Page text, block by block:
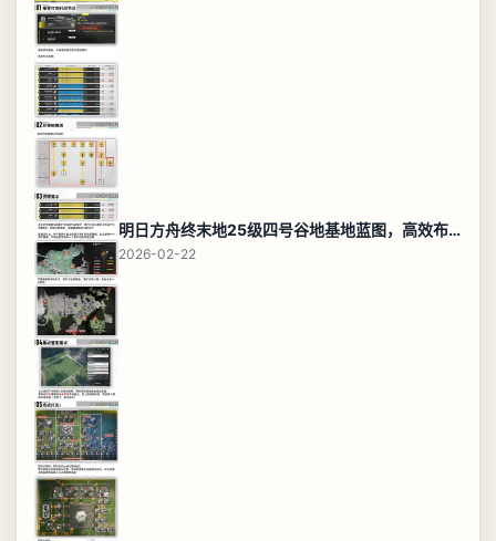
明日方舟终末地25级四号谷地基地蓝图，高效布局规划
2026-02-22